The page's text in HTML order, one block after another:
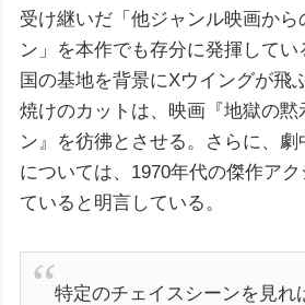
受け継いだ「他ジャンル映画から
ン」を本作でも存分に発揮して
国の基地を背景にXウイングが飛
焼けのカットは、映画『地獄の
ン』を彷彿とさせる。さらに、
については、1970年代の傑作ア
ていると明言している。
特定のチェイスシーンを見れ